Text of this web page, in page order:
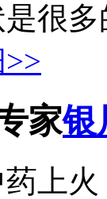
很
家银
上